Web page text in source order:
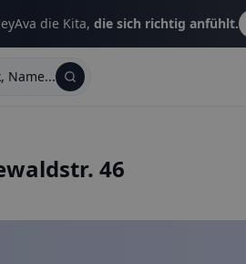
die Kita, die sich richtig anfühlt.
Name...
46